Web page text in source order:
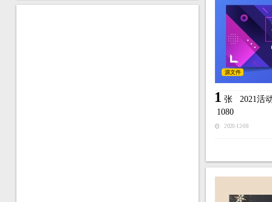
源文件
1 张 2021活
1080
2020-12-08